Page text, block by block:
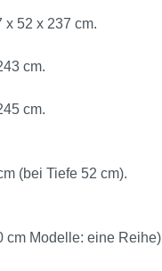
x 52 x 237 cm.
cm.
cm.
(bei Tiefe 52 cm).
cm Modelle: eine Reihe)